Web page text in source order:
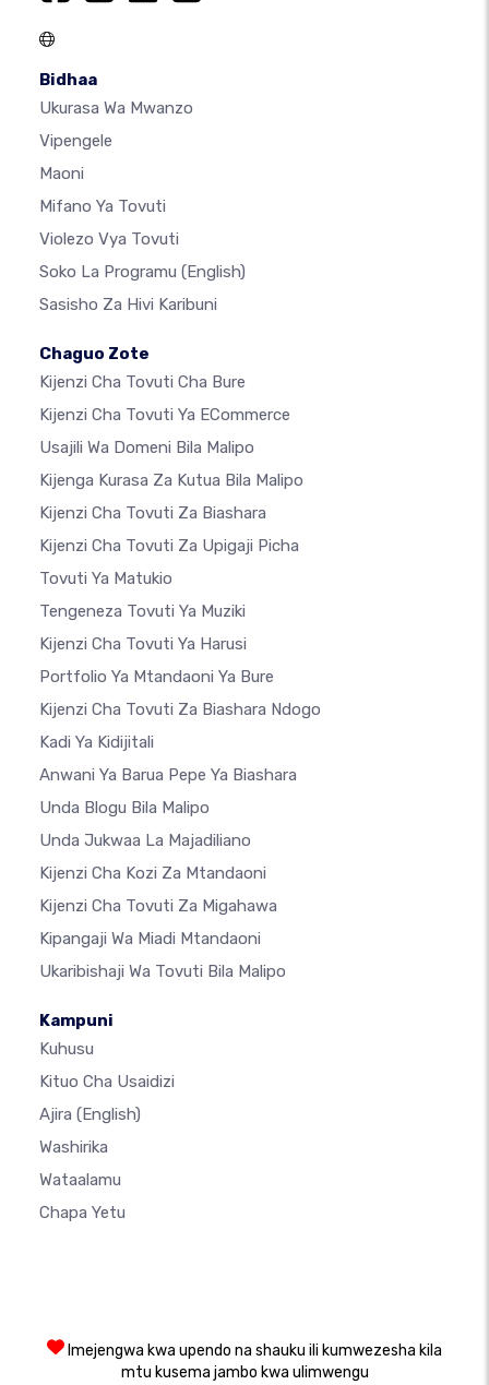
Bidhaa
Ukurasa Wa Mwanzo
Vipengele
Maoni
Mifano Ya Tovuti
Violezo Vya Tovuti
Soko La Programu (English)
Sasisho Za Hivi Karibuni
Chaguo Zote
Kijenzi Cha Tovuti Cha Bure
Kijenzi Cha Tovuti Ya ECommerce
Usajili Wa Domeni Bila Malipo
Kijenga Kurasa Za Kutua Bila Malipo
Kijenzi Cha Tovuti Za Biashara
Kijenzi Cha Tovuti Za Upigaji Picha
Tovuti Ya Matukio
Tengeneza Tovuti Ya Muziki
Kijenzi Cha Tovuti Ya Harusi
Portfolio Ya Mtandaoni Ya Bure
Kijenzi Cha Tovuti Za Biashara Ndogo
Kadi Ya Kidijitali
Anwani Ya Barua Pepe Ya Biashara
Unda Blogu Bila Malipo
Unda Jukwaa La Majadiliano
Kijenzi Cha Kozi Za Mtandaoni
Kijenzi Cha Tovuti Za Migahawa
Kipangaji Wa Miadi Mtandaoni
Ukaribishaji Wa Tovuti Bila Malipo
Kampuni
Kuhusu
Kituo Cha Usaidizi
Ajira (English)
Washirika
Wataalamu
Chapa Yetu
Imejengwa kwa upendo na shauku ili kumwezesha kila
mtu kusema jambo kwa ulimwengu